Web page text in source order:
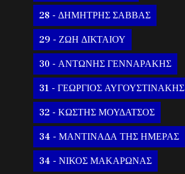
28 - ΔΗΜΗΤΡΗΣ ΣΑΒΒΑΣ
29 - ΖΩΗ ΔΙΚΤΑΙΟΥ
30 - ΑΝΤΩΝΗΣ ΓΕΝΝΑΡΑΚΗΣ
31 - ΓΕΩΡΓΙΟΣ ΑΥΓΟΥΣΤΙΝΑΚΗΣ
32 - ΚΩΣΤΗΣ ΜΟΥΔΑΤΣΟΣ
34 - ΜΑΝΤΙΝΑΔΑ ΤΗΣ ΗΜΕΡΑΣ
34 - ΝΙΚΟΣ ΜΑΚΑΡΩΝΑΣ